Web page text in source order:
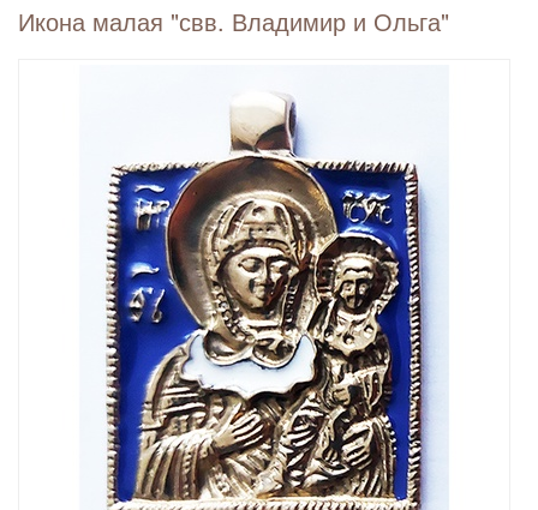
Икона малая "свв. Владимир и Ольга"